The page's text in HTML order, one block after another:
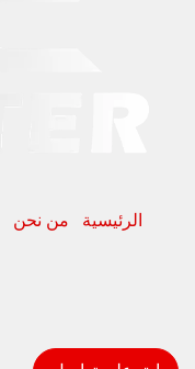
الرئيسية من نحن